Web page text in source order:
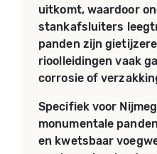
uitkomt, waardoor
stankafsluiters
panden zijn
rioolleidingen vaak
corrosie of
Specifiek voor
monumentale
en kwetsbaar